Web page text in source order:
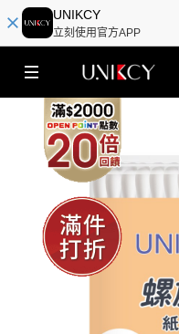
UNIKCY
立刻使用官方APP